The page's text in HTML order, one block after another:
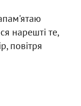
нарешті те,
повітря